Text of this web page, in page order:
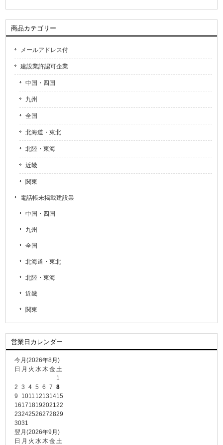
商品カテゴリー
メールアドレス付
建設業許認可企業
中国・四国
九州
全国
北海道・東北
北陸・東海
近畿
関東
電話帳未掲載建設業
中国・四国
九州
全国
北海道・東北
北陸・東海
近畿
関東
営業日カレンダー
今月(2026年8月)
日 月 火 水木金土
1
2 3 4 5 6 7 8
9
1011 12131415
16171819202122
23242526272829
3031
翌月(2026年9月)
日 月 火 水木金土